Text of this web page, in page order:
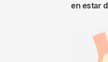
en estar